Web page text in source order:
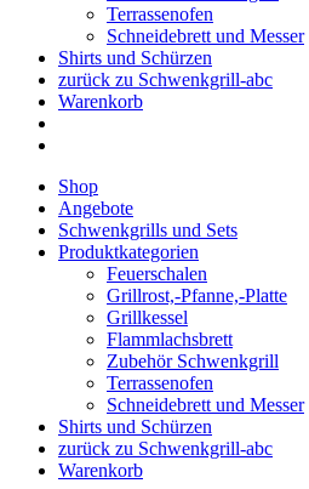
Terrassenofen
Schneidebrett und Messer
Shirts und Schürzen
zurück zu Schwenkgrill-abc
Warenkorb
Shop
Angebote
Schwenkgrills und Sets
Produktkategorien
Feuerschalen
Grillrost,-Pfanne,-Platte
Grillkessel
Flammlachsbrett
Zubehör Schwenkgrill
Terrassenofen
Schneidebrett und Messer
Shirts und Schürzen
zurück zu Schwenkgrill-abc
Warenkorb